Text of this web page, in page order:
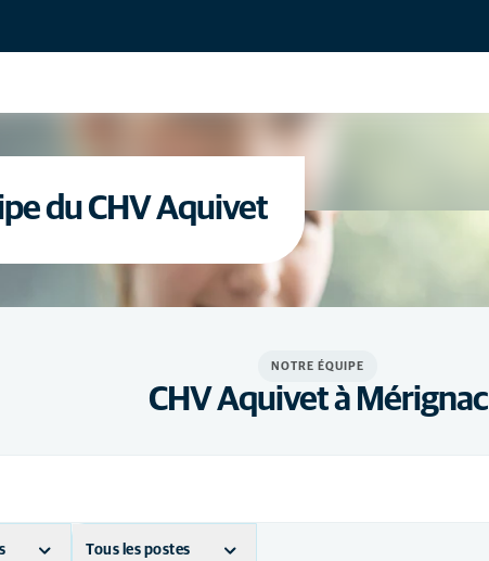
du CHV Aquivet
NOTRE ÉQUIPE
CHV Aquivet à Mérignac
Tous les postes